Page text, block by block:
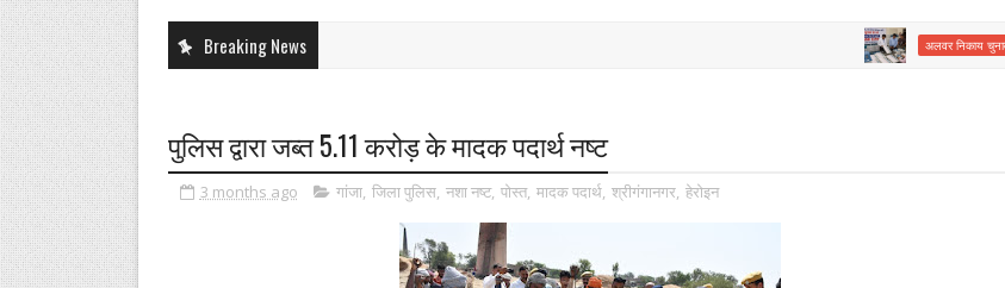
Breaking News अलवर निकाय चुनाव
पुलिस द्वारा जब्त 5.11 करोड़ के मादक पदार्थ नष्ट
3 months ago गांजा, जिला पुलिस, नशा नष्ट, पोस्त, मादक पदार्थ, श्रीगंगानगर, हेरोइन